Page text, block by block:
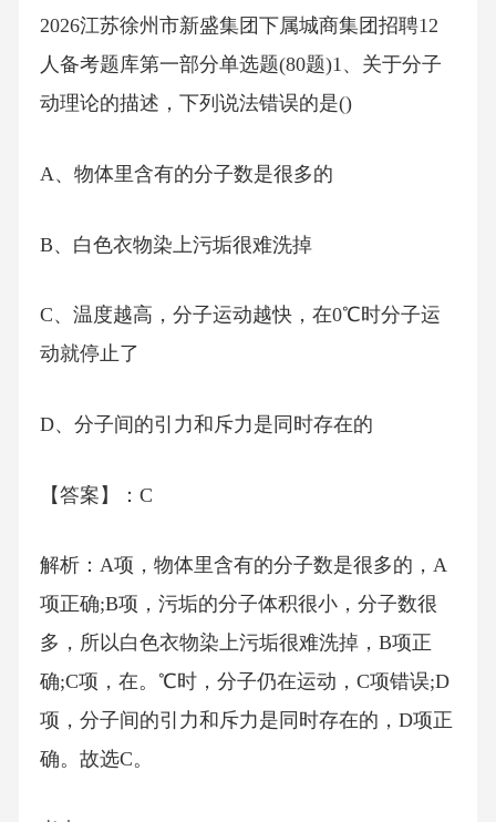
2026江苏徐州市新盛集团下属城商集团招聘12
人备考题库第一部分单选题(80题)1、关于分子
动理论的描述，下列说法错误的是()
A、物体里含有的分子数是很多的
B、白色衣物染上污垢很难洗掉
C、温度越高，分子运动越快，在0℃时分子运
动就停止了
D、分子间的引力和斥力是同时存在的
【答案】：C
解析：A项，物体里含有的分子数是很多的，A
项正确;B项，污垢的分子体积很小，分子数很
多，所以白色衣物染上污垢很难洗掉，B项正
确;C项，在。℃时，分子仍在运动，C项错误;D
项，分子间的引力和斥力是同时存在的，D项正
确。故选C。